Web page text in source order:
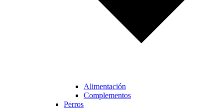
Alimentación
Complementos
Perros